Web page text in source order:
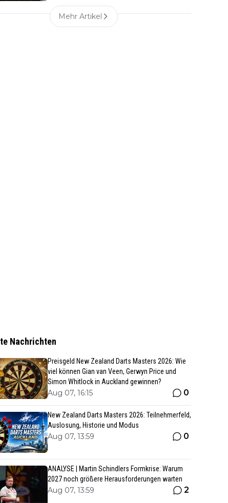
Mehr Artikel
Nachrichten
Preisgeld New Zealand Darts Masters 2026: Wie
viel können Gian van Veen, Gerwyn Price und
Simon Whitlock in Auckland gewinnen?
Aug 07, 16:15 0
New Zealand Darts Masters 2026: Teilnehmerfeld,
Auslosung, Historie und Modus
Aug 07, 13:59 0
ANALYSE | Martin Schindlers Formkrise: Warum
2027 noch größere Herausforderungen warten
Aug 07, 13:59 2